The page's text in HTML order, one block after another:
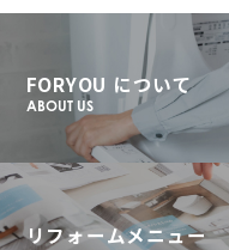
FORYOU について
ABOUT US
リフォームメニュー